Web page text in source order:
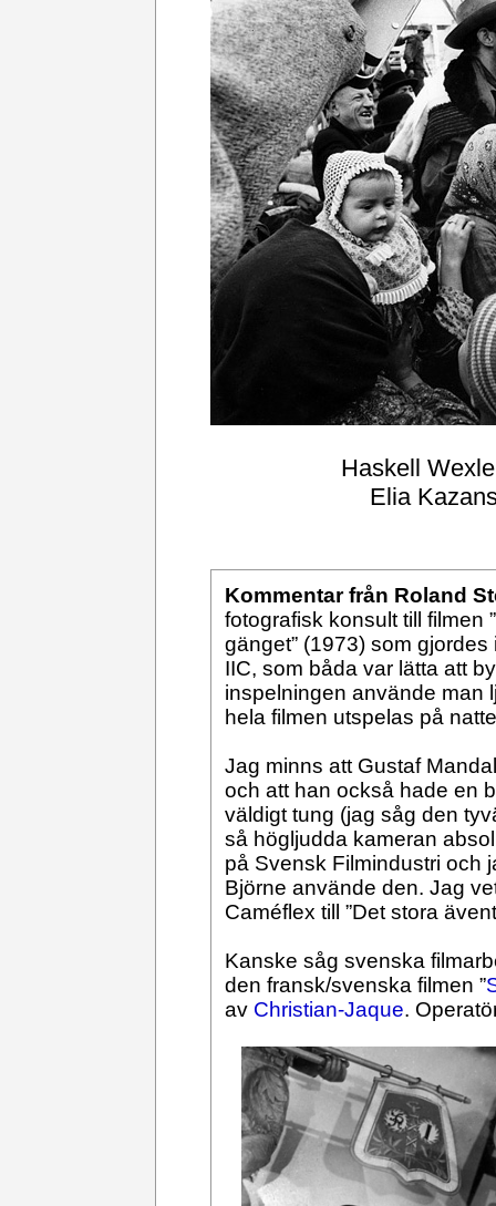
Haskell
Elia
Kommentar från Roland
fotografisk konsult till filmen ”
gänget” (1973) som
IIC, som båda var lätta att
inspelningen använde man
hela filmen utspelas på
Jag minns att Gustaf
och att han också hade en
väldigt tung (jag såg den
så högljudda kameran
på Svensk Filmindustri och
Björne använde den. Jag
Caméflex till ”Det stora
Kanske såg svenska
den fransk/svenska filmen ”
av Christian-Jaque.